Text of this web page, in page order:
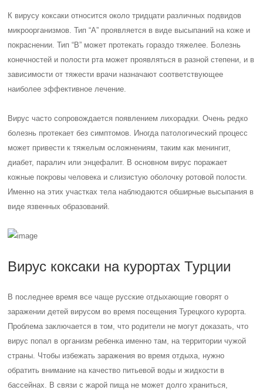
К вирусу коксаки относится около тридцати различных подвидов
микроорганизмов. Тип “А” проявляется в виде высыпаний на коже и
покраснении. Тип “В” может протекать гораздо тяжелее. Болезнь
конечностей и полости рта может проявляться в разной степени, и в
зависимости от тяжести врачи назначают соответствующее
наиболее эффективное лечение.
Вирус часто сопровождается появлением лихорадки. Очень редко
болезнь протекает без симптомов. Иногда патологический процесс
может привести к тяжелым осложнениям, таким как менингит,
диабет, паралич или энцефалит. В основном вирус поражает
кожные покровы человека и слизистую оболочку ротовой полости.
Именно на этих участках тела наблюдаются обширные высыпания в
виде язвенных образований.
Вирус коксаки на курортах Турции
В последнее время все чаще русские отдыхающие говорят о
заражении детей вирусом во время посещения Турецкого курорта.
Проблема заключается в том, что родители не могут доказать, что
вирус попал в организм ребенка именно там, на территории чужой
страны. Чтобы избежать заражения во время отдыха, нужно
обратить внимание на качество питьевой воды и жидкости в
бассейнах. В связи с жарой пища не может долго храниться,